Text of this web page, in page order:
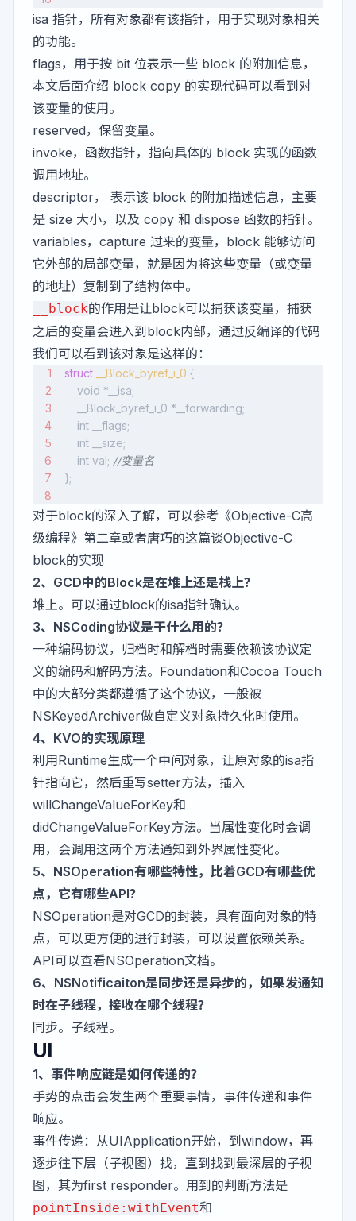
isa 指针，所有对象都有该指针，用于实现对象相关
的功能。
flags，用于按 bit 位表示一些 block 的附加信息，
本文后面介绍 block copy 的实现代码可以看到对
该变量的使用。
reserved，保留变量。
invoke，函数指针，指向具体的 block 实现的函数
调用地址。
descriptor， 表示该 block 的附加描述信息，主要
是 size 大小，以及 copy 和 dispose 函数的指针。
variables，capture 过来的变量，block 能够访问
它外部的局部变量，就是因为将这些变量（或变量
的地址）复制到了结构体中。
__block的作用是让block可以捕获该变量，捕获
之后的变量会进入到block内部，通过反编译的代码
我们可以看到该对象是这样的：
struct __Block_byref_i_0 {
    void *__isa;
    __Block_byref_i_0 *__forwarding;
    int __flags;
    int __size;
    int val;
//变量名
};
对于block的深入了解，可以参考《Objective-C高
级编程》第二章或者唐巧的这篇谈Objective-C
block的实现
2、GCD中的Block是在堆上还是栈上？
堆上。可以通过block的isa指针确认。
3、NSCoding协议是干什么用的？
一种编码协议，归档时和解档时需要依赖该协议定
义的编码和解码方法。Foundation和Cocoa Touch
中的大部分类都遵循了这个协议，一般被
NSKeyedArchiver做自定义对象持久化时使用。
4、KVO的实现原理
利用Runtime生成一个中间对象，让原对象的isa指
针指向它，然后重写setter方法，插入
willChangeValueForKey和
didChangeValueForKey方法。当属性变化时会调
用，会调用这两个方法通知到外界属性变化。
5、NSOperation有哪些特性，比着GCD有哪些优
点，它有哪些API？
NSOperation是对GCD的封装，具有面向对象的特
点，可以更方便的进行封装，可以设置依赖关系。
API可以查看NSOperation文档。
6、NSNotificaiton是同步还是异步的，如果发通知
时在子线程，接收在哪个线程？
同步。子线程。
UI
1、事件响应链是如何传递的？
手势的点击会发生两个重要事情，事件传递和事件
响应。
事件传递：从UIApplication开始，到window，再
逐步往下层（子视图）找，直到找到最深层的子视
图，其为first responder。用到的判断方法是
pointInside:withEvent和